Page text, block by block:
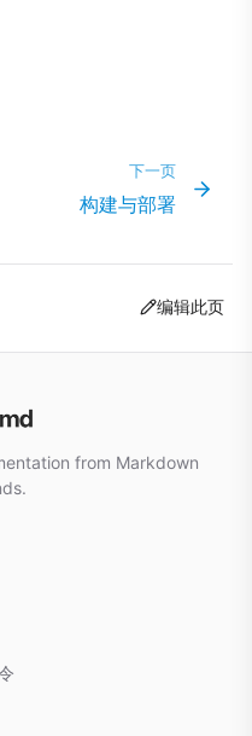
下一页
构建与部署
编辑此页
from Markdown